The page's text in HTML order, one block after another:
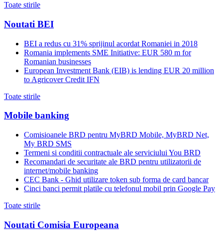
Toate stirile
Noutati BEI
BEI a redus cu 31% sprijinul acordat Romaniei in 2018
Romania implements SME Initiative: EUR 580 m for
Romanian businesses
European Investment Bank (EIB) is lending EUR 20 million
to Agricover Credit IFN
Toate stirile
Mobile banking
Comisioanele BRD pentru MyBRD Mobile, MyBRD Net,
My BRD SMS
Termeni si conditii contractuale ale serviciului You BRD
Recomandari de securitate ale BRD pentru utilizatorii de
internet/mobile banking
CEC Bank - Ghid utilizare token sub forma de card bancar
Cinci banci permit platile cu telefonul mobil prin Google Pay
Toate stirile
Noutati Comisia Europeana